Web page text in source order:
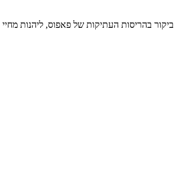
בהריסות העתיקות של פאפוס, ליהנות